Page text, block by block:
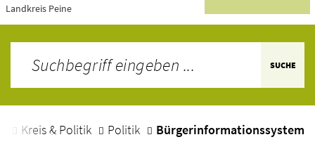
Landkreis Peine
SUCHE
Kreis & Politik Politik Bürgerinformationssystem